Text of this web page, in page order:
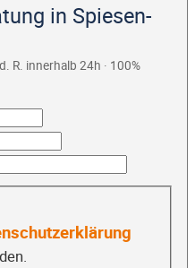
in Spiesen-
R. innerhalb 24h · 100%